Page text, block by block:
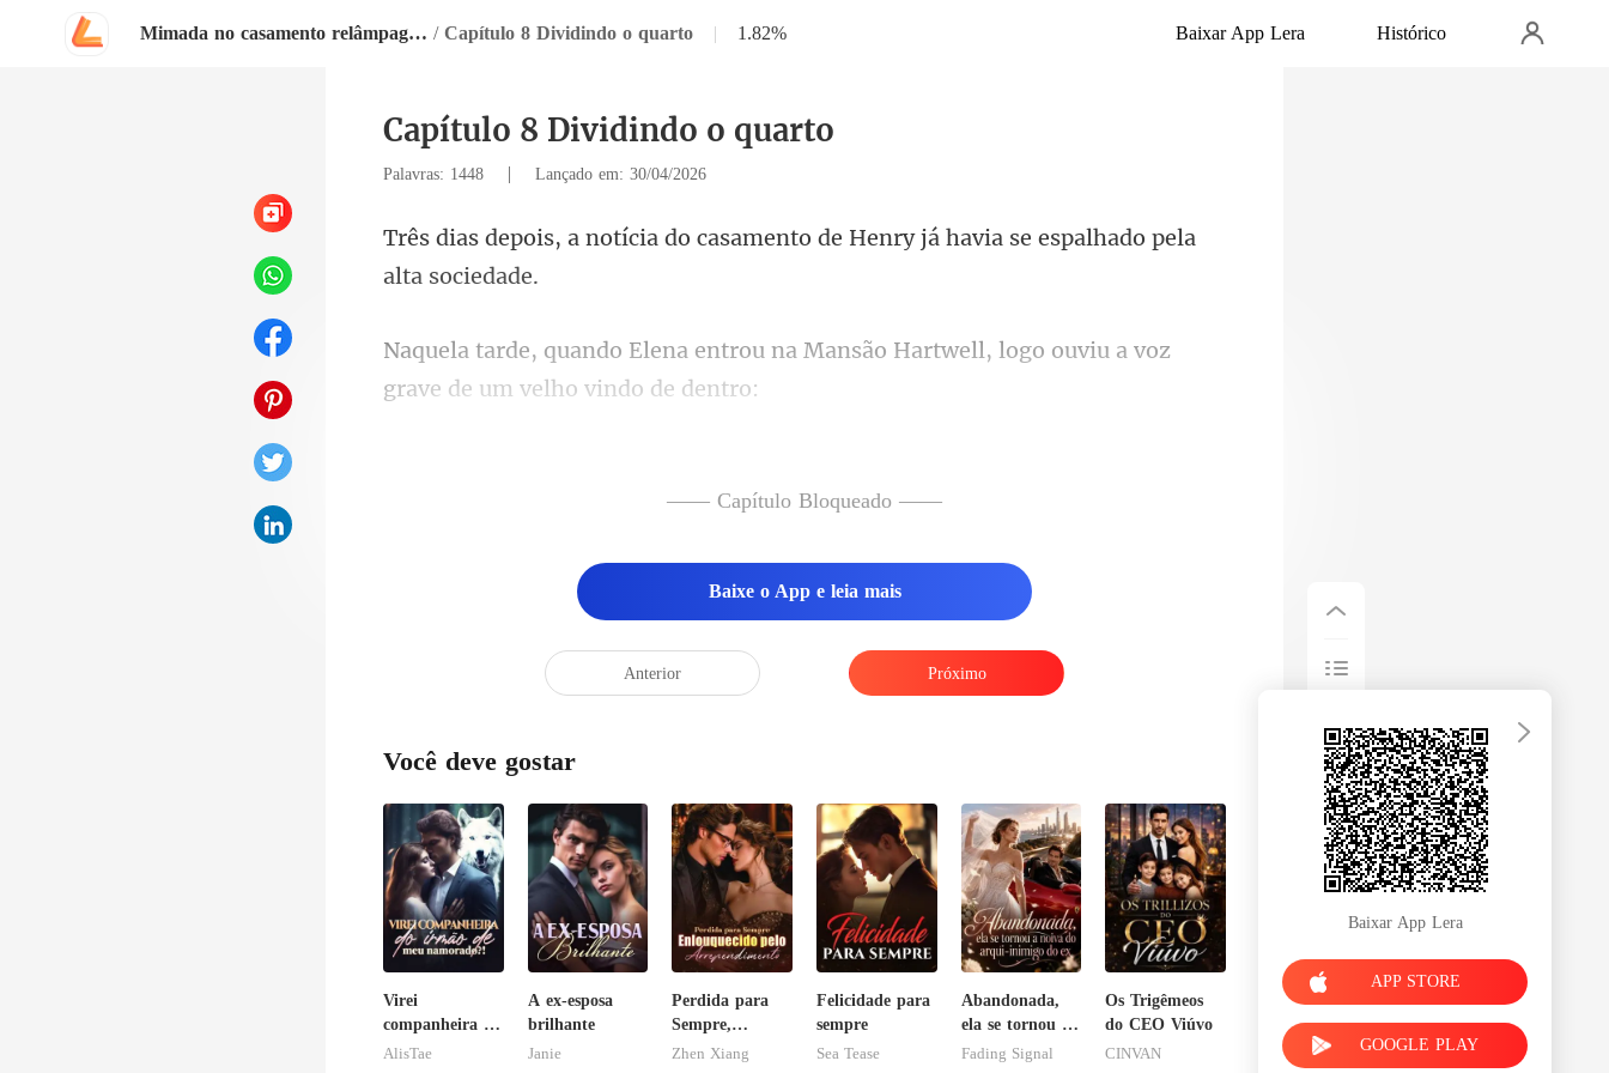
Mimada no casamento relâmpago com o magnata / Capítulo 8 Dividindo o quarto | 1.82% Baixar App Lera Histórico
Capítulo 8 Dividindo o quarto
Palavras: 1448 | Lançado em: 30/04/2026
casamento de Henry já havia se
na Mansão Hartwell, logo ouviu a vo
—— Capítulo Bloqueado ——
Baixe o App e leia mais
Anterior Próximo
Você deve gostar
Virei
companheira do
irmão de meu
AlisTae
A ex-esposa
brilhante
Janie
Perdida para
Sempre,
Enlouquecido
Zhen Xiang
Felicidade para
sempre
Sea Tease
Abandonada,
ela se tornou a
noiva do arqui-
Fading Signal
Os Trigêmeos
do CEO Viúvo
CINVAN
Baixar App Lera
APP STORE
GOOGLE PLAY